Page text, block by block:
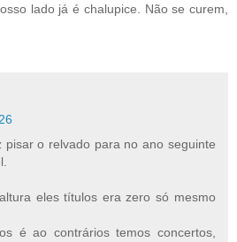
lado já é chalupice. Não se curem,
pisar o relvado para no ano seguinte
eles títulos era zero só mesmo
é ao contrários temos concertos,